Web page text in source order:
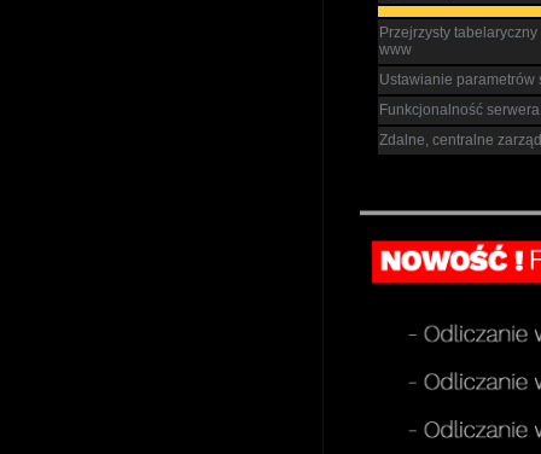
Przejrzysty
www
Ustawianie parametrów
Funkcjonalność
Zdalne, centralne